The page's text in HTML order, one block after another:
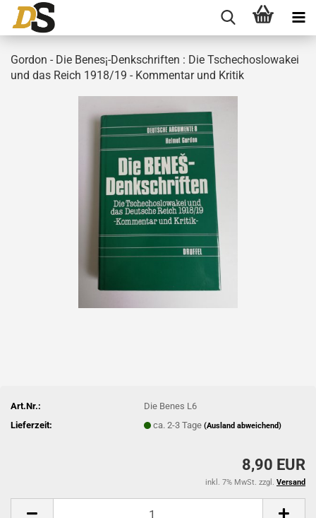
Gordon - Die Benes¡-Denkschriften : Die Tschechoslowakei
und das Reich 1918/19 - Kommentar und Kritik
Art.Nr.:
Die Benes L6
Lieferzeit:
ca. 2-3 Tage(Ausland abweichend)
8,90 EUR
inkl. 7% MwSt. zzgl. Versand